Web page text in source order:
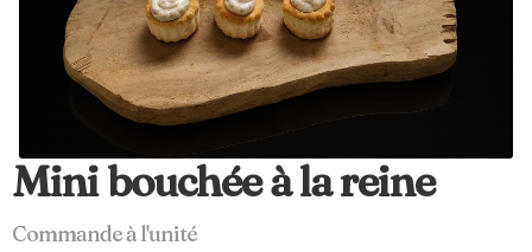
Mini bouchée à la reine
Commande à l'unité